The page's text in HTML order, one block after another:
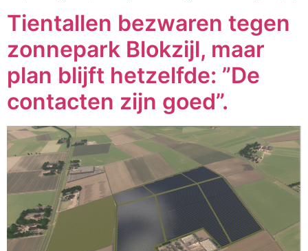
Tientallen bezwaren tegen
zonnepark Blokzijl, maar
plan blijft hetzelfde: ”De
contacten zijn goed”.